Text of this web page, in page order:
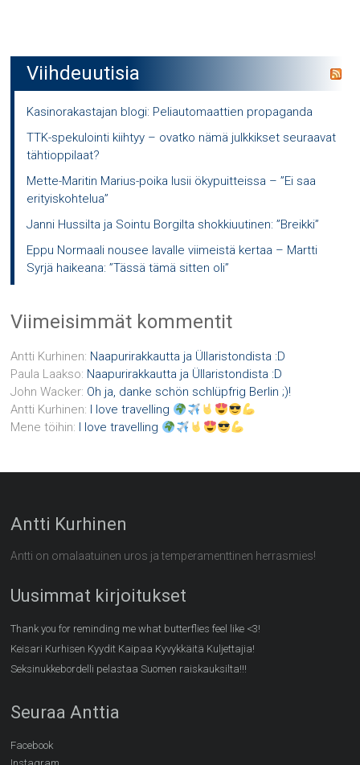
Viihdeuutisia
Kasinorakastajan blogi: Peliautomaattien propaganda
TTK-spekulointi kiihtyy – ovatko nämä julkkikset seuraavat
tähtioppilaat?
Mette-Maritin Marius-poika lusii ökypuitteissa – ”Ei saa
erityiskohtelua”
Janni Hussilta ja Sointu Borgilta shokkiuutinen: ”Breikki”
Eppu Normaali nousee lavalle viimeistä kertaa – Martti
Syrjä haikeana: ”Tässä tämä sitten oli”
Viimeisimmät kommentit
Antti Kurhinen: Naapurirakkautta ja Üllaristondista :D
Paula Laakso: Naapurirakkautta ja Üllaristondista :D
John Wacker: Oh ja, danke schön schlüpfrig Berlin ;)!
Antti Kurhinen:
I love travelling
Mene töihin: I love travelling
Antti Kurhinen
Antti on omalaatuinen uros ja temperamenttinen herrasmies!
Uusimmat kirjoitukset
Thank you for reminding me what butterflies feel like <3!
Keisari Kurhisen Kyydit Kaipaa Kyvykkäitä Kuljettajia!
Seksinukkebordelli pelastaa Suomen raiskauksilta!!!
Seuraa Anttia
Facebook